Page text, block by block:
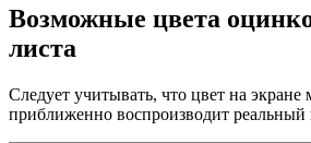
Возможные цвета
листа
Следует учитывать, что цвет на
приближенно воспроизводит реальный